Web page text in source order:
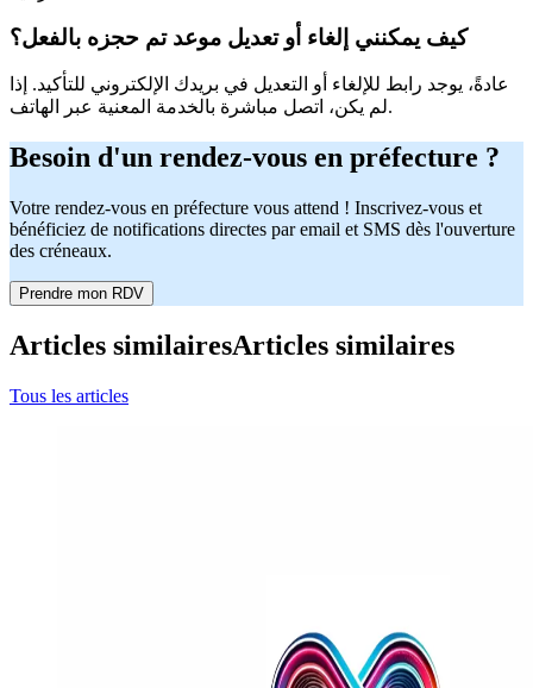
كيف يمكنني إلغاء أو تعديل موعد تم حجزه بالفعل؟
عادةً، يوجد رابط للإلغاء أو التعديل في بريدك الإلكتروني للتأكيد. إذا
لم يكن، اتصل مباشرة بالخدمة المعنية عبر الهاتف.
Besoin d'un rendez-vous en préfecture ?
Votre rendez-vous en préfecture vous attend ! Inscrivez-vous et
bénéficiez de notifications directes par email et SMS dès l'ouverture
des créneaux.
Prendre mon RDV
Articles similairesArticles similaires
Tous les articles